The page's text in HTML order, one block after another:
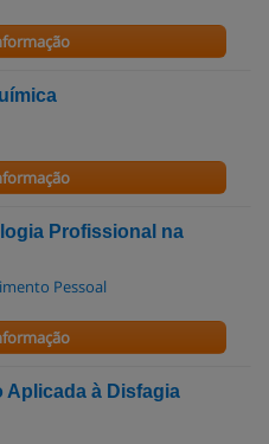
Profissional na
Pessoal
à Disfagia